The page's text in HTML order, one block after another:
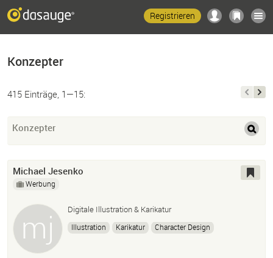
Registrieren
Konzepter
415 Einträge, 1—15:
Konzepter
Michael Jesenko
Werbung
Digitale Illustration & Karikatur
Illustration Karikatur Character Design